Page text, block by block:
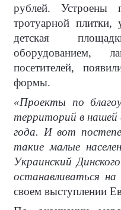
рублей. Устроены
тротуарной плитки,
детская
посетителей,
формы.
«Проекты по
территорий в нашей
года. И вот
такие малые
Украинский
останавливаться
своем выступлении